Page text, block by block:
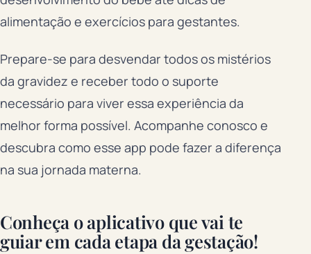
alimentação e exercícios para gestantes.
Prepare-se para desvendar todos os mistérios
da gravidez e receber todo o suporte
necessário para viver essa experiência da
melhor forma possível. Acompanhe conosco e
descubra como esse app pode fazer a diferença
na sua jornada materna.
Conheça o aplicativo que vai te
guiar em cada etapa da gestação!